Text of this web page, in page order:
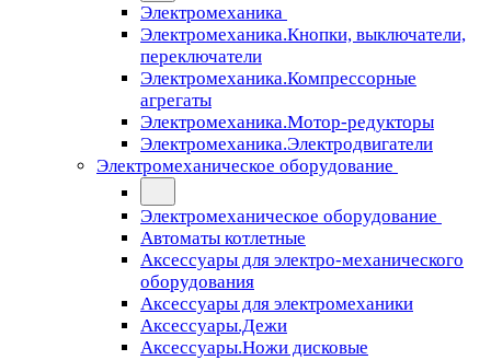
Электромеханика
Электромеханика.Кнопки, выключатели,
переключатели
Электромеханика.Компрессорные
агрегаты
Электромеханика.Мотор-редукторы
Электромеханика.Электродвигатели
Электромеханическое оборудование
Электромеханическое оборудование
Автоматы котлетные
Аксессуары для электро-механического
оборудования
Аксессуары для электромеханики
Аксессуары.Дежи
Аксессуары.Ножи дисковые